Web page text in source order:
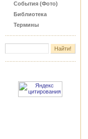
События (Фото)
Библиотека
Термины